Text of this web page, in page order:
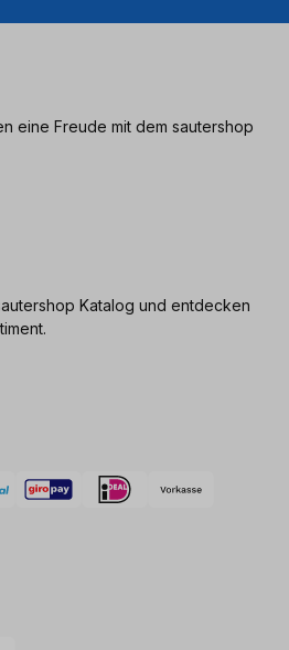
eine Freude mit dem sautershop
Katalog und entdecken